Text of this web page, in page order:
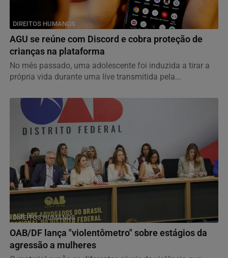
DIREITOS HUMANOS
AGU se reúne com Discord e cobra proteção de
crianças na plataforma
No mês passado, uma adolescente foi induzida a tirar a
própria vida durante uma live transmitida pela...
DIREITOS HUMANOS
OAB/DF lança "violentômetro" sobre estágios da
agressão a mulheres